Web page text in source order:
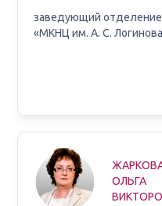
заведующий
«МКНЦ им. А. С.
ОЛЬГА